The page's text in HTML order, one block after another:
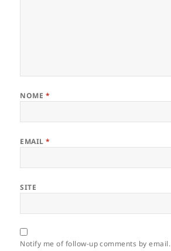
NOME *
EMAIL*
SITE
Notify me of follow-up comments by email.